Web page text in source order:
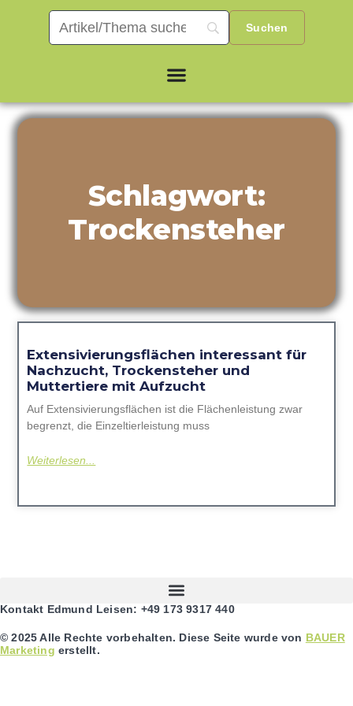
Schlagwort:
Trockensteher
Extensivierungsflächen interessant für
Nachzucht, Trockensteher und
Muttertiere mit Aufzucht
Auf Extensivierungsflächen ist die Flächenleistung zwar
begrenzt, die Einzeltierleistung muss
Weiterlesen...
Kontakt Edmund Leisen: +49 173 9317 440
© 2025 Alle Rechte vorbehalten. Diese Seite wurde von BAUER
Marketing erstellt.